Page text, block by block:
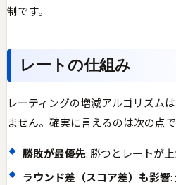
制です。
レートの仕組み
レーティングの増減アルゴリズム
ません。確実に言えるのは次の点で
勝敗が最優先: 勝つとレートが
ラウンド差（スコア差）も影響: